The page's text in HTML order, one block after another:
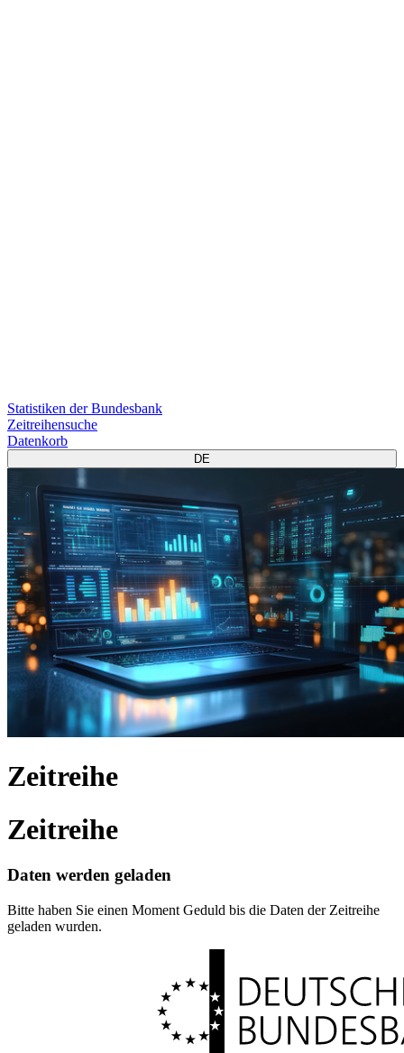
Statistiken der Bundesbank
Zeitreihensuche
Datenkorb
DE
Zeitreihe
Zeitreihe
Daten werden geladen
Bitte haben Sie einen Moment Geduld bis die Daten der Zeitreihe
geladen wurden.